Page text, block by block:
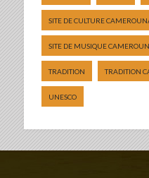
SITE DE CULTURE
SITE DE MUSIQUE
TRADITION TRADITION
UNESCO